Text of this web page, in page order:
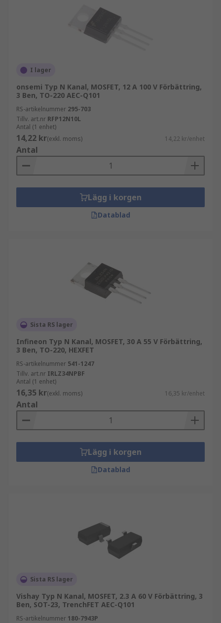
I lager
onsemi Typ N Kanal, MOSFET, 12 A 100 V Förbättring,
3 Ben, TO-220 AEC-Q101
RS-artikelnummer 295-703
Tillv. art.nr RFP12N10L
Antal (1 enhet)
14,22 kr(exkl. moms) 14,22 kr/enhet
Antal
Lägg i korgen
Datablad
Sista RS lager
Infineon Typ N Kanal, MOSFET, 30 A 55 V Förbättring,
3 Ben, TO-220, HEXFET
RS-artikelnummer 541-1247
Tillv. art.nr IRLZ34NPBF
Antal (1 enhet)
16,35 kr(exkl. moms) 16,35 kr/enhet
Antal
Lägg i korgen
Datablad
Sista RS lager
Vishay Typ N Kanal, MOSFET, 2.3 A 60 V Förbättring, 3
Ben, SOT-23, TrenchFET AEC-Q101
RS-artikelnummer 180-7943P